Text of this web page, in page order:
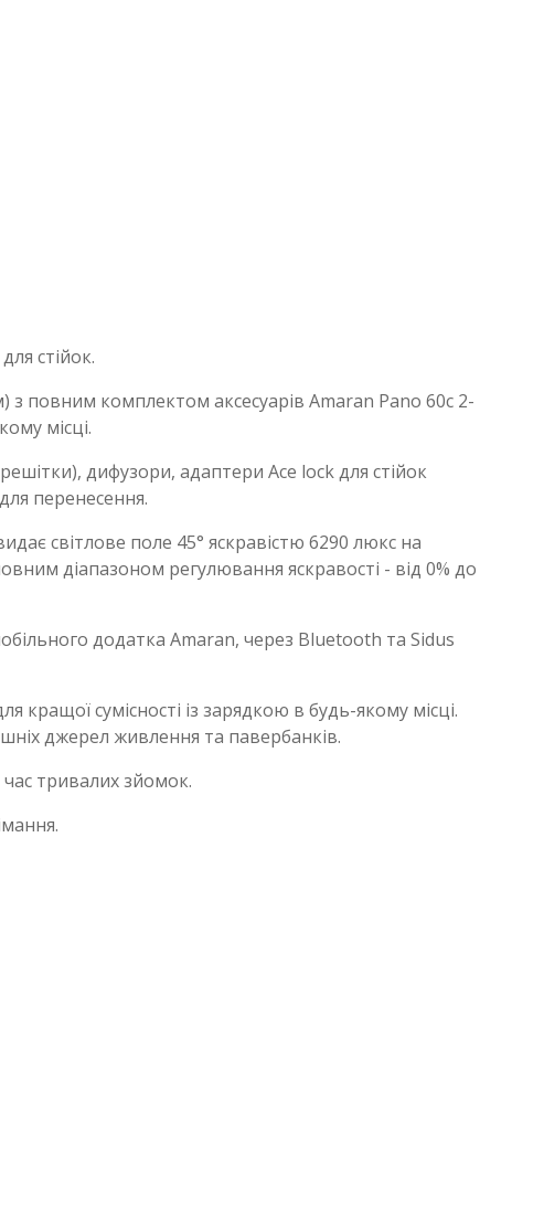
стійок.
з повним комплектом аксесуарів Amaran Pano 60c 2-
місці.
дифузори, адаптери Ace lock для стійок
перенесення.
світлове поле 45° яскравістю 6290 люкс на
діапазоном регулювання яскравості - від 0% до
додатка Amaran, через Bluetooth та Sidus
кращої сумісності із зарядкою в будь-якому місці.
джерел живлення та павербанків.
тривалих зйомок.